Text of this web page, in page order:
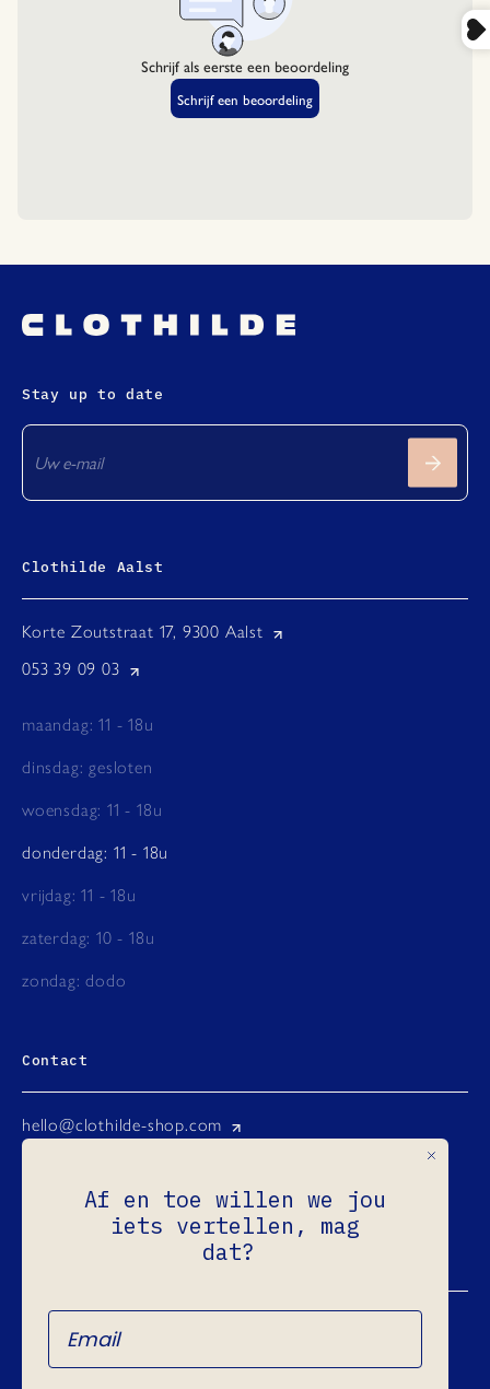
Stay up to date
Clothilde Aalst
Korte Zoutstraat 17, 9300 Aalst
053 39 09 03
maandag: 11 - 18u
dinsdag: gesloten
woensdag: 11 - 18u
donderdag: 11 - 18u
vrijdag: 11 - 18u
zaterdag: 10 - 18u
zondag: dodo
Contact
hello@clothilde-shop.com
Facebook
Ondernemingsnr.: 0731.965.760
Refund Policy
Af en toe willen we jou
iets vertellen, mag
dat?